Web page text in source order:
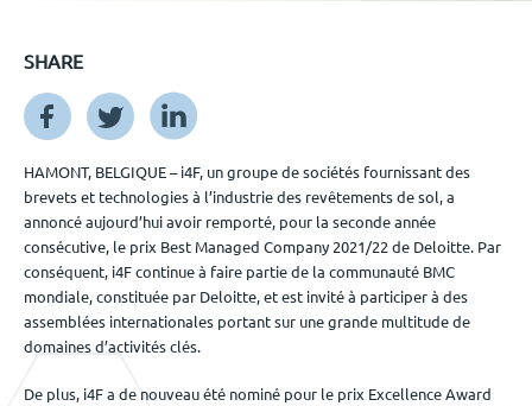
Nous contacter
FR
SHARE
HAMONT, BELGIQUE – i4F, un groupe de sociétés fournissant des
brevets et technologies à l’industrie des revêtements de sol, a
annoncé aujourd’hui avoir remporté, pour la seconde année
consécutive, le prix Best Managed Company 2021/22 de Deloitte. Par
conséquent, i4F continue à faire partie de la communauté BMC
mondiale, constituée par Deloitte, et est invité à participer à des
assemblées internationales portant sur une grande multitude de
domaines d’activités clés.
De plus, i4F a de nouveau été nominé pour le prix Excellence Award